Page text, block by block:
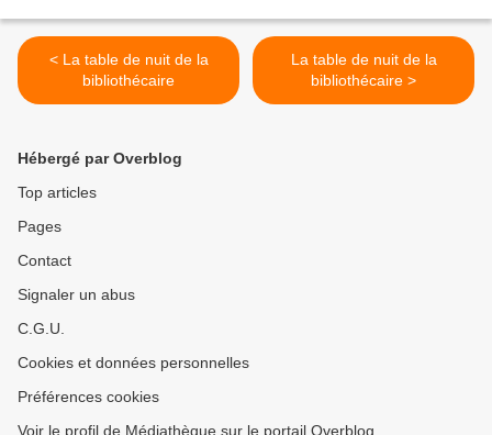
< La table de nuit de la
bibliothécaire
La table de nuit de la
bibliothécaire >
Hébergé par Overblog
Top articles
Pages
Contact
Signaler un abus
C.G.U.
Cookies et données personnelles
Préférences cookies
Voir le profil de Médiathèque sur le portail Overblog